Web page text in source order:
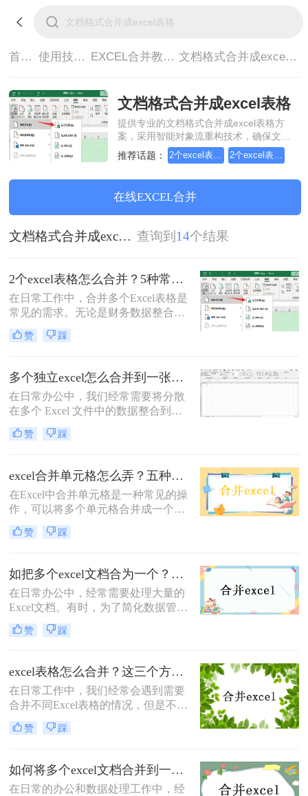
首页> 使用技巧> EXCEL合并教程> 文档格式合并成excel表格
文档格式合并成excel表格
提供专业的文档格式合并成excel表格方
案，采用智能对象流重构技术，确保文档
1:1高保真还原且排版不乱码。支持一键批
量处理，全链路 SSL 加密保障隐私安全。
无需安装，高效办公。
推荐话题： 2个excel表格怎么合并 2个excel表格文档合并
在线EXCEL合并
文档格式合并成excel表格 查询到 14个结果
2个excel表格怎么合并？5种常用方法详解！
在日常工作中，合并多个Excel表格是
常见的需求。无论是财务数据整合、
销售记录汇总，还是跨部门协作，掌
握高效的合并方法可以显著提升工作
呢？本文将详细介绍5种主流方法，
帮助您根据实际需求选择最佳方案。
赞 踩
多个独立excel怎么合并到一张表里？6种高效合并方法详解！
在日常办公中，我们经常需要将分散
在多个 Excel 文件中的数据整合到一
个表格中进行分析，例如汇总各部门
的销售报表、合并不同月份的客户数
还容易因格式不一致、数据遗漏等问
题导致错误。那么多个独立excel怎么
合并到一张表里呢？本文将详细介绍
六种常用的高效合并方法，帮助你根
据实际需求选择最适合的方案，轻松
实现数据整合。
赞 踩
excel合并单元格怎么弄？五种方法随你选！
在Excel中合并单元格是一种常见的操
作，可以将多个单元格合并成一个单
元格。合并单元格可以用于简化表格
布局，提高可读性，或者在某些情况
面将介绍excel合并单元格怎么弄的几
种方法。
赞 踩
如把多个excel文档合为一个？教你三招轻松搞定！
在日常办公中，经常需要处理大量的
Excel文档。有时，为了简化数据管理
或提高工作效率，我们可能需要将多
个Excel文档合并成一个。那么如把多
三种将多个Excel文档合并为一个的方
法，帮助您轻松应对这一挑战。
赞 踩
excel表格怎么合并？这三个方法很简单！
在日常工作中，我们经常会遇到需要
合并不同Excel表格的情况，但是不同
表格格式和内容的差异会导致一些困
难。那么excel表格怎么合并呢？本文
同Excel表格，让您的工作更加便捷高
效
赞 踩
如何将多个excel文档合并到一个文档中？试试这四个方法！
在日常的办公和数据处理工作中，经